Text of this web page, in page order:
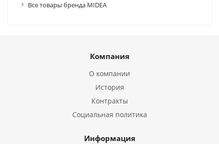
Все товары бренда MIDEA
Компания
О компании
История
Контракты
Социальная политика
Информация